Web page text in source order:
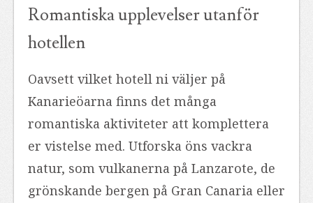
Romantiska upplevelser utanför
hotellen
Oavsett vilket hotell ni väljer på
Kanarieöarna finns det många
romantiska aktiviteter att komplettera
er vistelse med. Utforska öns vackra
natur, som vulkanerna på Lanzarote, de
grönskande bergen på Gran Canaria eller